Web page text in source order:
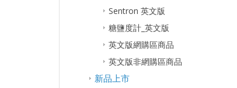
Sentron 英文版
糖鹽度計_英文版
英文版網購區商品
英文版非網購區商品
新品上市